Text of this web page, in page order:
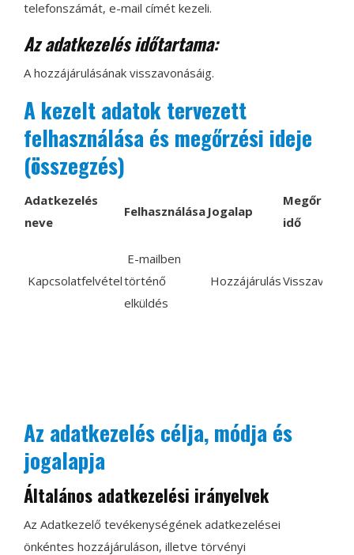
telefonszámát, e-mail címét kezeli.
Az adatkezelés időtartama:
A hozzájárulásának visszavonásáig.
A kezelt adatok tervezett
felhasználása és megőrzési ideje
(összegzés)
Adatkezelés
neve
Felhasználása Jogalap
Megőrzési
idő
Kapcsolatfelvétel
E-mailben
történő
elküldés
Hozzájárulás
Az adatkezelés célja, módja és
jogalapja
Általános adatkezelési irányelvek
Az Adatkezelő tevékenységének adatkezelései
önkéntes hozzájáruláson, illetve törvényi